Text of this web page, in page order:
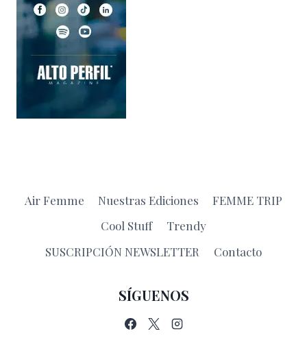
Air Femme Nuestras Ediciones
FEMME TRIP
Cool Stuff
Trendy
SUSCRIPCIÓN NEWSLETTER
Contacto
SÍGUENOS